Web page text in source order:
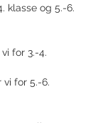
klasse og 5.-6.
for 3.-4.
for 5.-6.